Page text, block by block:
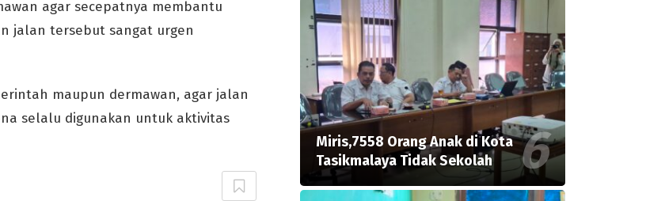
agar secepatnya membantu
jalan tersebut sangat urgen
maupun dermawan, agar jalan
selalu digunakan untuk aktivitas
Miris,7558 Orang Anak di Kota
Tasikmalaya Tidak Sekolah